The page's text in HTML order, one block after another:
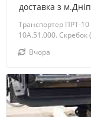
доставка з
Транспортер ПРТ-
10А.51.000. Скребок
Вчора